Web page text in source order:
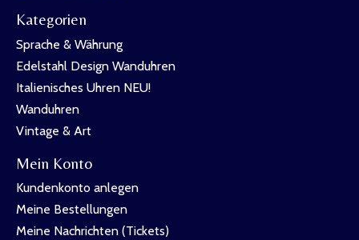
Kategorien
Sprache & Währung
Edelstahl Design Wanduhren
Italienisches Uhren NEU!
Wanduhren
Vintage & Art
Mein Konto
Kundenkonto anlegen
Meine Bestellungen
Meine Nachrichten (Tickets)